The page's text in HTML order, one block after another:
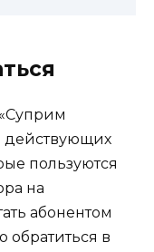
действующих
пользуются
на
абонентом
обратиться в